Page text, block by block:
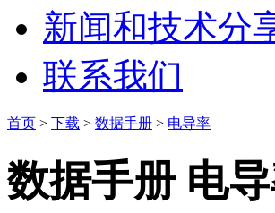
新闻和技术分
联系我们
首页 > 下载 > 数据手册 > 电导率
数据手册 电